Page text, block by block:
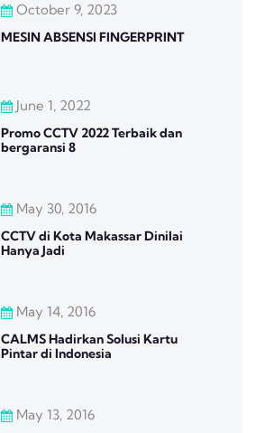
October 9, 2023
MESIN ABSENSI FINGERPRINT
June 1, 2022
Promo CCTV 2022 Terbaik dan
bergaransi 8
May 30, 2016
CCTV di Kota Makassar Dinilai
Hanya Jadi
May 14, 2016
CALMS Hadirkan Solusi Kartu
Pintar di Indonesia
May 13, 2016